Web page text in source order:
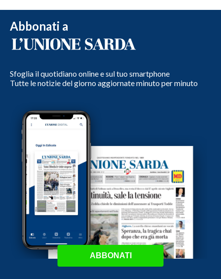
Abbonati a
Sfoglia il quotidiano online e sul tuo smartphone
Tutte le notizie del giorno aggiornate minuto per minuto
ABBONATI